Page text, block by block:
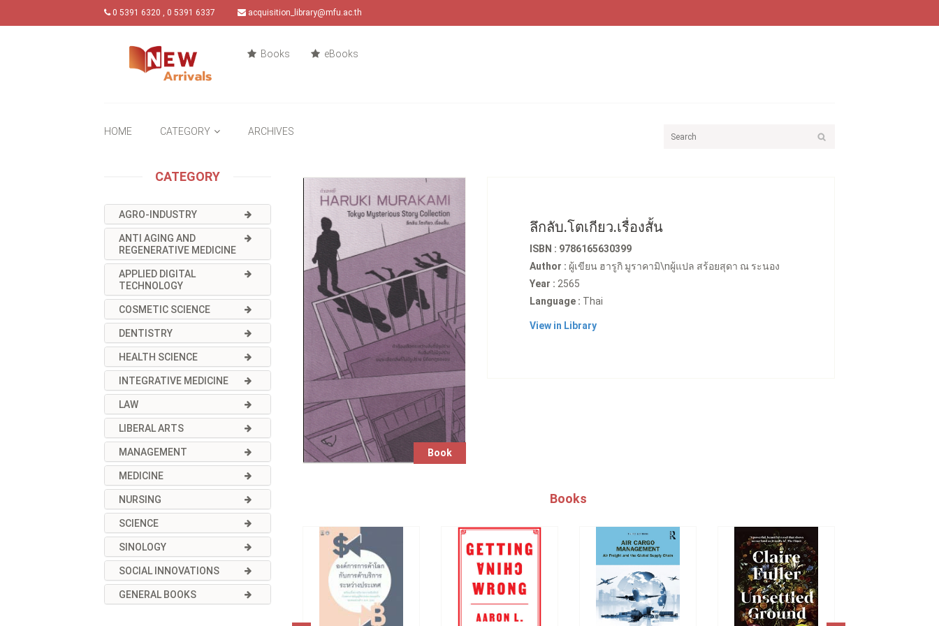
0 5391 6320 , 0 5391 6337 acquisition_library@mfu.ac.th
Books eBooks
HOME CATEGORY ARCHIVES
CATEGORY
AGRO-INDUSTRY
ANTI AGING AND
REGENERATIVE MEDICINE
APPLIED DIGITAL
TECHNOLOGY
COSMETIC SCIENCE
DENTISTRY
HEALTH SCIENCE
INTEGRATIVE MEDICINE
LAW
LIBERAL ARTS
MANAGEMENT
MEDICINE
NURSING
SCIENCE
SINOLOGY
SOCIAL INNOVATIONS
GENERAL BOOKS
Book
ลึกลับ.โตเกียว.เรื่องสั้น
ISBN : 9786165630399
Author : ผู้เขียน ฮารูกิ มูราคามิ\nผู้แปล สร้อยสุดา ณ ระนอง
Year : 2565
Language : Thai
View in Library
Books